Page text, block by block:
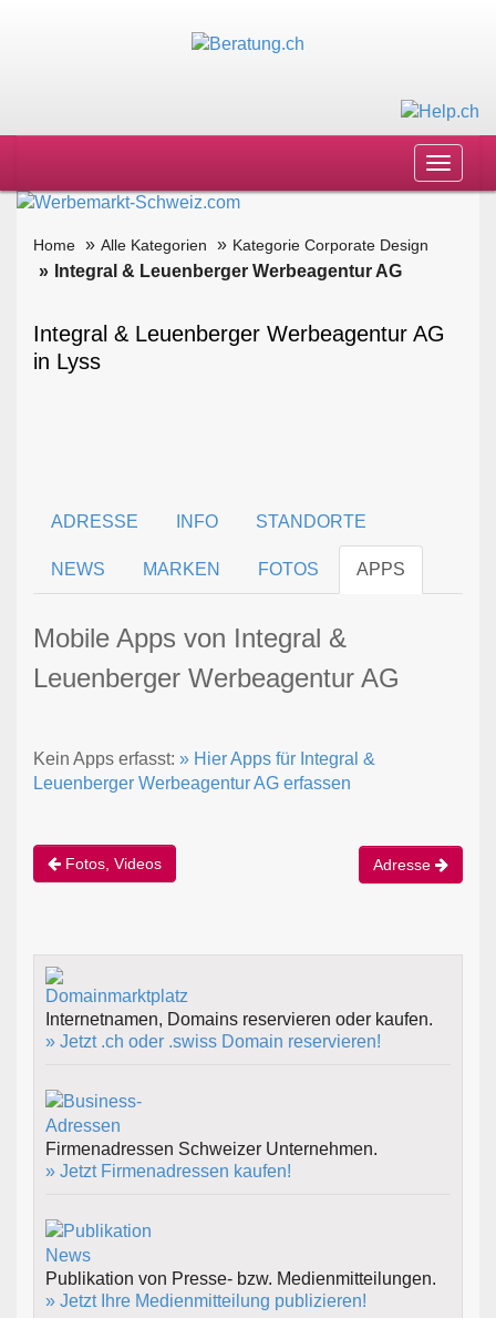
Toggle
Home Alle Kategorien Kategorie Corporate Design
Integral & Leuenberger Werbeagentur AG
Integral & Leuenberger Werbeagentur AG
in Lyss
ADRESSE INFO STANDORTE
NEWS MARKEN FOTOS APPS
Mobile Apps von Integral &
Leuenberger Werbeagentur AG
Kein Apps erfasst: » Hier Apps für Integral &
Leuenberger Werbeagentur AG erfassen
Fotos, Videos Adresse
Internetnamen, Domains reservieren oder kaufen.
» Jetzt .ch oder .swiss Domain reservieren!
Firmenadressen Schweizer Unternehmen.
» Jetzt Firmenadressen kaufen!
Publikation von Presse- bzw. Medienmitteilungen.
» Jetzt Ihre Medienmitteilung publizieren!